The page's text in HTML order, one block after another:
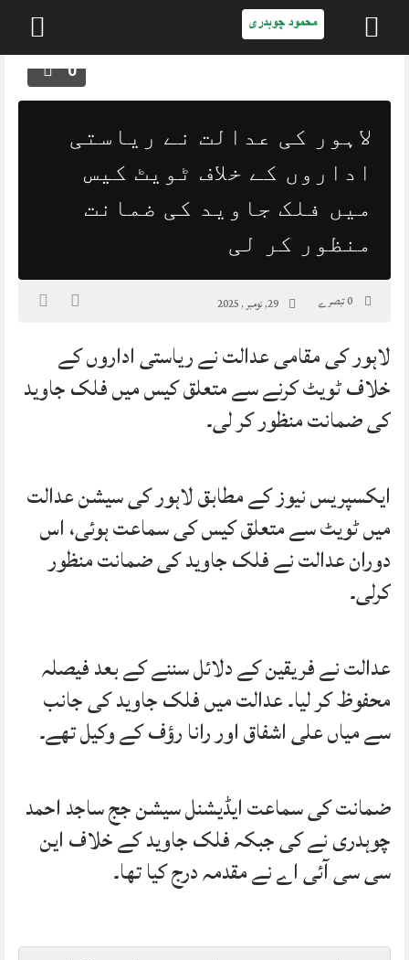
0
لاہور کی عدالت نے ریاستی
اداروں کے خلاف ٹویٹ کیس
میں فلک جاوید کی ضمانت
منظور کر لی
29, نومبر , 2025
لاہور کی مقامی عدالت نے ریاستی اداروں کے
خلاف ٹویٹ کرنے سے متعلق کیس میں فلک جاوید
کی ضمانت منظور کر لی۔
ایکسپریس نیوز کے مطابق لاہور کی سیشن عدالت
میں ٹویٹ سے متعلق کیس کی سماعت ہوئی، اس
دوران عدالت نے فلک جاوید کی ضمانت منظور
کرلی۔
عدالت نے فریقین کے دلائل سننے کے بعد فیصلہ
محفوظ کر لیا۔ عدالت میں فلک جاوید کی جانب
سے میاں علی اشفاق اور رانا رؤف کے وکیل تھے۔
ضمانت کی سماعت ایڈیشنل سیشن جج ساجد احمد
چوہدری نے کی جبکہ فلک جاوید کے خلاف این
سی سی آئی اے نے مقدمہ درج کیا تھا۔